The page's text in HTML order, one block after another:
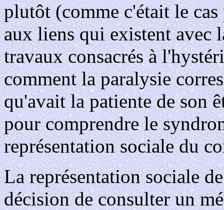
plutôt (comme c'était le cas
aux liens qui existent avec
travaux consacrés à
comment la paralysie
qu'avait la patiente de son
pour comprendre le
représentation sociale du
La représentation sociale
décision de consulter un